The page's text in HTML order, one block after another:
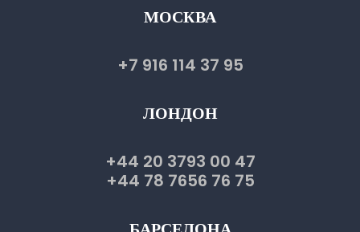
МОСКВА
+7 916 114 37 95
ЛОНДОН
+44 20 3793 00 47
+44 78 7656 76 75